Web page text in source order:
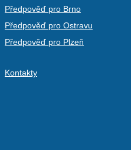
Předpověď pro Brno
Předpověď pro Ostravu
Předpověď pro Plzeň
Kontakty